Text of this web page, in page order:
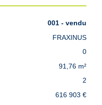
001 - vendu
FRAXINUS
0
91,76 m²
2
616 903 €